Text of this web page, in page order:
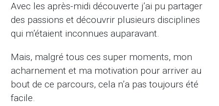
Avec les après-midi découverte j’ai pu partager
des passions et découvrir plusieurs disciplines
qui m’étaient inconnues auparavant.
Mais, malgré tous ces super moments, mon
acharnement et ma motivation pour arriver au
bout de ce parcours, cela n’a pas toujours été
facile.